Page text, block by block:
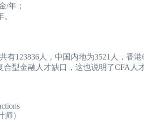
/年；
123836人，中国内地为3521人，香港
型金融人才缺口，这也说明了CFA人
）